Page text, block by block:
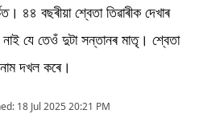
৪৪ বছৰীয়া শ্বেতা তিৱাৰীক দেখাৰ
নাই যে তেওঁ দুটা সন্তানৰ মাতৃ। শ্বেতা
দখল কৰে।
18 Jul 2025 20:21 PM